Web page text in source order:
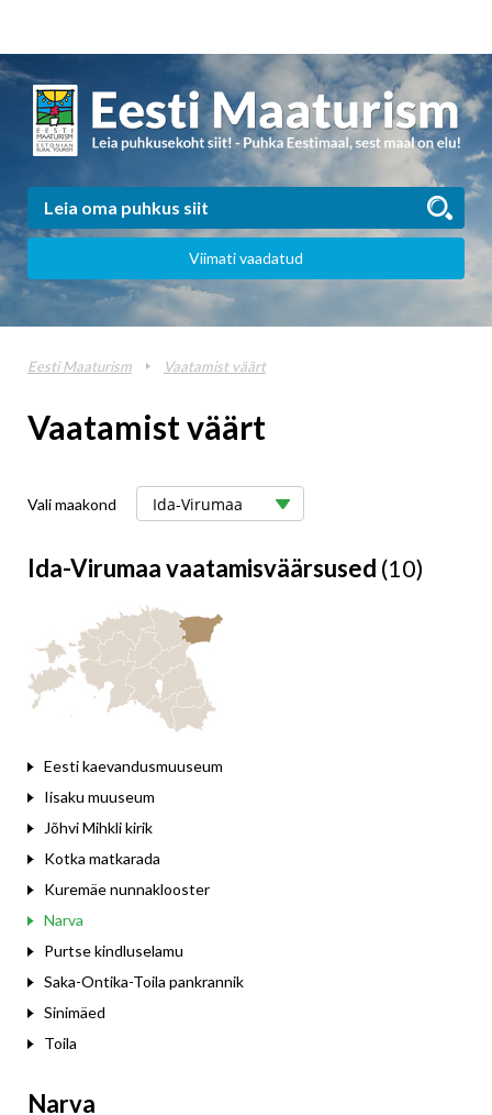
Viimati vaadatud
Eesti Maaturism Vaatamist väärt
Vaatamist väärt
Vali maakond
Ida-Virumaa vaatamisväärsused (10)
Eesti kaevandusmuuseum
Iisaku muuseum
Jõhvi Mihkli kirik
Kotka matkarada
Kuremäe nunnaklooster
Narva
Purtse kindluselamu
Saka-Ontika-Toila pankrannik
Sinimäed
Toila
Narva